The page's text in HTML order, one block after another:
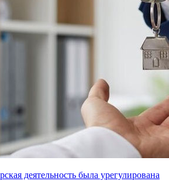
деятельность была урегулирована